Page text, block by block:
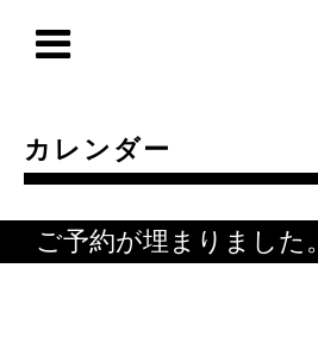
カレンダー
ご予約が埋まりました。